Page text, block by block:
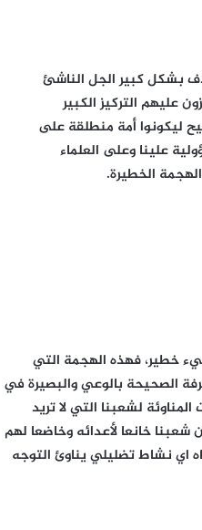
بشكل كبير الجل الناشئ
عليهم التركيز الكبير
ليكونوا أمة منطلقة على
علينا وعلى العلماء
الخطيرة.
خطير، فهذه الهجمة التي
الصحيحة بالوعي والبصيرة في
لشعبنا التي لا تريد
خانعا لأعدائه وخاضعا لهم
نشاط تضليلي يناوئ التوجه